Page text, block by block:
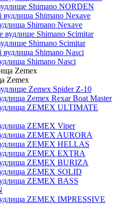
Shimano NORDEN
Shimano Nexave
Shimano Scimitar
Shimano Nasci
Zemex
Zemex Spider Z-10
Zemex Rexar Boat Master
ZEMEX ULTIMATE
ZEMEX Viper
ZEMEX AURORA
ZEMEX HELLAS
ZEMEX EXTRA
ZEMEX BURIZA
ZEMEX SOLID
ZEMEX BASS
ZEMEX IMPRESSIVE